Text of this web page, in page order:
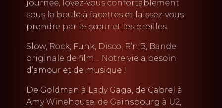
journée, lovez-vous confortablement
sous la boule à facettes et laissez-vous
prendre par le cœur et les oreilles.
Slow, Rock, Funk, Disco, R’n’B, Bande
originale de film… Notre vie a besoin
d’amour et de musique !
De Goldman à Lady Gaga, de Cabrel à
Amy Winehouse, de Gainsbourg à U2,